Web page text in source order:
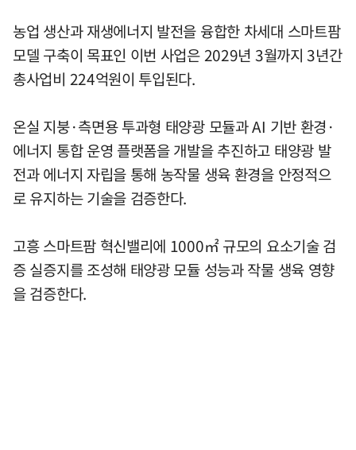
농업 생산과 재생에너지 발전을 융합한 차세대 스마트팜
모델 구축이 목표인 이번 사업은 2029년 3월까지 3년간
총사업비 224억원이 투입된다.
온실 지붕·측면용 투과형 태양광 모듈과 AI 기반 환경·
에너지 통합 운영 플랫폼을 개발을 추진하고 태양광 발
전과 에너지 자립을 통해 농작물 생육 환경을 안정적으
로 유지하는 기술을 검증한다.
고흥 스마트팜 혁신밸리에 1000㎡ 규모의 요소기술 검
증 실증지를 조성해 태양광 모듈 성능과 작물 생육 영향
을 검증한다.